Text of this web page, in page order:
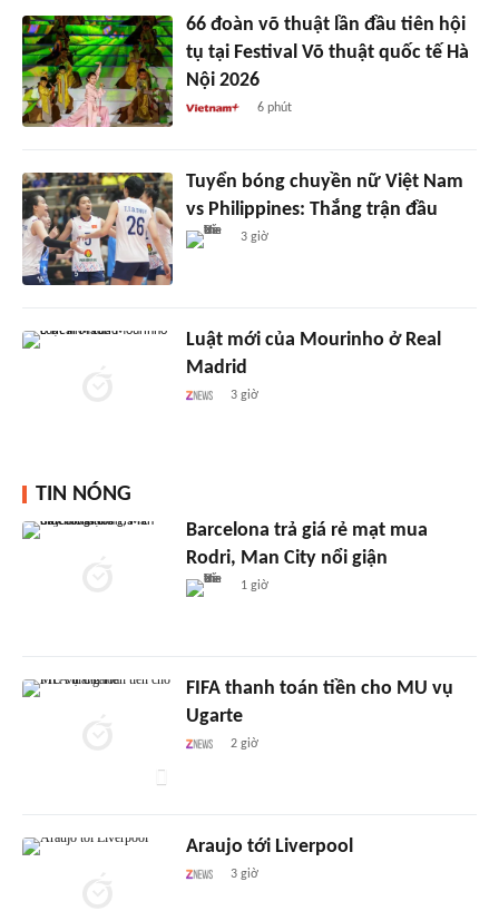
66 đoàn võ thuật lần đầu tiên hội
tụ tại Festival Võ thuật quốc tế Hà
Nội 2026
6 phút
Tuyển bóng chuyền nữ Việt Nam
vs Philippines: Thắng trận đầu
3 giờ
Luật mới của Mourinho ở Real
Madrid
3 giờ
TIN NÓNG
Barcelona trả giá rẻ mạt mua
Rodri, Man City nổi giận
1 giờ
FIFA thanh toán tiền cho MU vụ
Ugarte
2 giờ
Araujo tới Liverpool
3 giờ